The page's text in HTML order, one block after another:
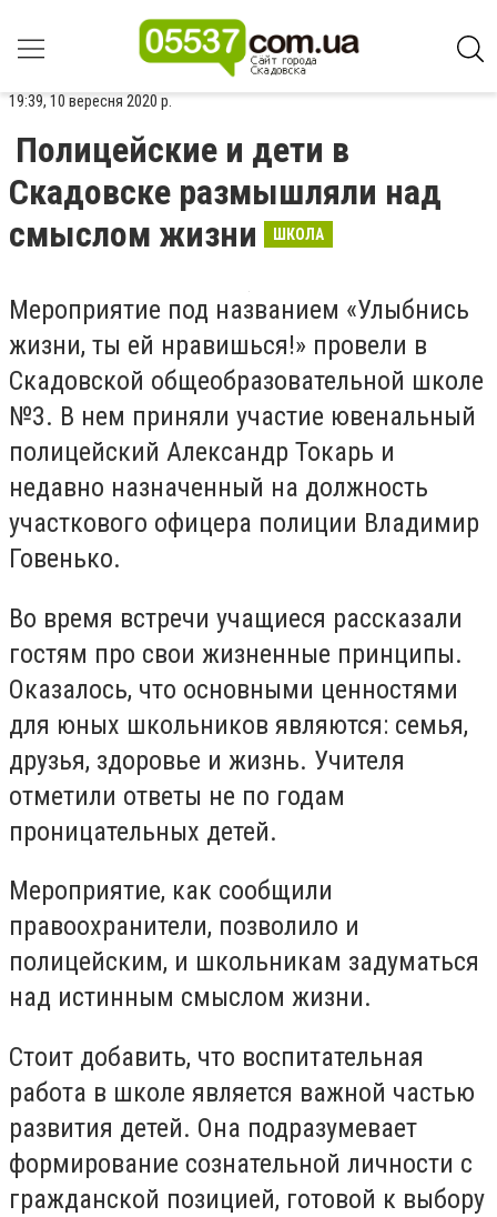
19:39, 10 вересня 2020 р.
Полицейские и дети в
Скадовске размышляли над
смыслом жизни
ШКОЛА
Мероприятие под названием «Улыбнись
жизни, ты ей нравишься!» провели в
Скадовской общеобразовательной школе
№3. В нем приняли участие ювенальный
полицейский Александр Токарь и
недавно назначенный на должность
участкового офицера полиции Владимир
Говенько.
Во время встречи учащиеся рассказали
гостям про свои жизненные принципы.
Оказалось, что основными ценностями
для юных школьников являются: семья,
друзья, здоровье и жизнь. Учителя
отметили ответы не по годам
проницательных детей.
Мероприятие, как сообщили
правоохранители, позволило и
полицейским, и школьникам задуматься
над истинным смыслом жизни.
Стоит добавить, что воспитательная
работа в школе является важной частью
развития детей. Она подразумевает
формирование сознательной личности с
гражданской позицией, готовой к выбору